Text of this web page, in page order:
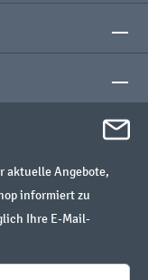
aktuelle Angebote,
informiert zu
Ihre E-Mail-